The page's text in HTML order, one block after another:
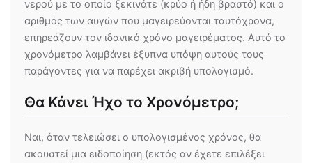
νερού με το οποίο ξεκινάτε (κρύο ή ήδη βραστό) και ο
αριθμός των αυγών που μαγειρεύονται ταυτόχρονα,
επηρεάζουν τον ιδανικό χρόνο μαγειρέματος. Αυτό το
χρονόμετρο λαμβάνει έξυπνα υπόψη αυτούς τους
παράγοντες για να παρέχει ακριβή υπολογισμό.
Θα Κάνει Ήχο το Χρονόμετρο;
Ναι, όταν τελειώσει ο υπολογισμένος χρόνος, θα
ακουστεί μια ειδοποίηση (εκτός αν έχετε επιλέξει